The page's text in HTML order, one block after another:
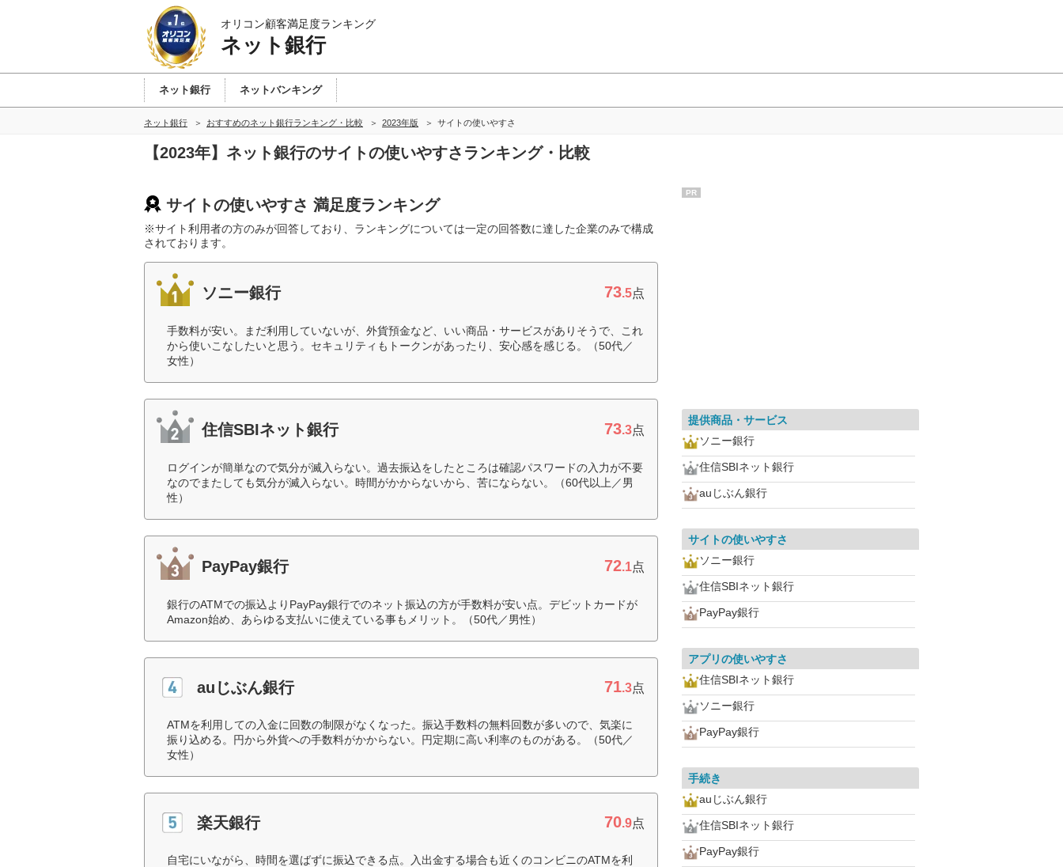
オリコン顧客満足度ランキング
ネット銀行
ネット銀行 ネットバンキング
ネット銀行 おすすめのネット銀行ランキング・比較 2023年版 サイトの使いやすさ
【2023年】ネット銀行のサイトの使いやすさランキング・比較
サイトの使いやすさ 満足度ランキング
※サイト利用者の方のみが回答しており、ランキングについては一定の回答数に達した企業のみで構成
されております。
ソニー銀行 73.5点
手数料が安い。まだ利用していないが、外貨預金など、いい商品・サービスがありそうで、これ
から使いこなしたいと思う。セキュリティもトークンがあったり、安心感を感じる。（50代／
女性）
住信SBIネット銀行 73.3点
ログインが簡単なので気分が滅入らない。過去振込をしたところは確認パスワードの入力が不要
なのでまたしても気分が滅入らない。時間がかからないから、苦にならない。（60代以上／男
性）
PayPay銀行 72.1点
銀行のATMでの振込よりPayPay銀行でのネット振込の方が手数料が安い点。デビットカードが
Amazon始め、あらゆる支払いに使えている事もメリット。（50代／男性）
auじぶん銀行 71.3点
ATMを利用しての入金に回数の制限がなくなった。振込手数料の無料回数が多いので、気楽に
振り込める。円から外貨への手数料がかからない。円定期に高い利率のものがある。（50代／
女性）
楽天銀行 70.9点
自宅にいながら、時間を選ばずに振込できる点。入出金する場合も近くのコンビニのATMを利
PR
提供商品・サービス
ソニー銀行
住信SBIネット銀行
auじぶん銀行
サイトの使いやすさ
ソニー銀行
住信SBIネット銀行
PayPay銀行
アプリの使いやすさ
住信SBIネット銀行
ソニー銀行
PayPay銀行
手続き
auじぶん銀行
住信SBIネット銀行
PayPay銀行